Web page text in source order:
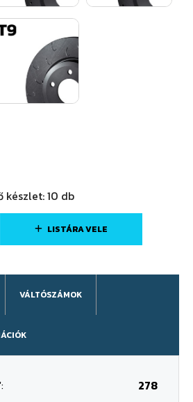
készlet:10 db
LISTÁRA VELE
VÁLTÓSZÁMOK
278